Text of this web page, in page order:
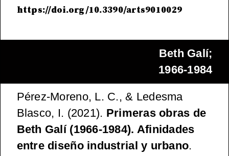
https://doi.org/10.3390/arts9010029
Beth Galí;
1966-1984
Pérez-Moreno, L. C., & Ledesma
Blasco, I. (2021). Primeras obras de
Beth Galí (1966-1984). Afinidades
entre diseño industrial y urbano.